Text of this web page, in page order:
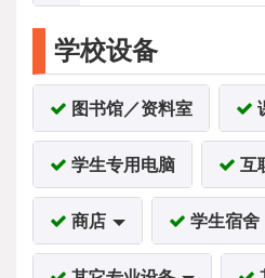
学校设备
图书馆／资料室
学生专用电脑 互
商店 学生宿舍